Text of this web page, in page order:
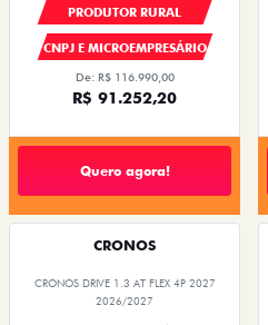
PRODUTOR RURAL
CNPJ E MICROEMPRESÁRIO
De: R$ 116.990,00
R$ 91.252,20
Quero agora!
CRONOS
CRONOS DRIVE 1.3 AT FLEX 4P 2027
2026/2027